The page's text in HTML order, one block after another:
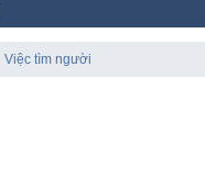
Việc tìm người